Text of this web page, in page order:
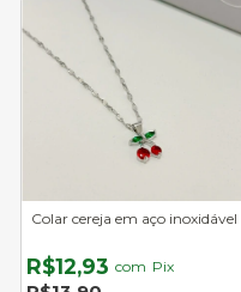
Colar cereja em aço inoxidável
R$12,93 com Pix